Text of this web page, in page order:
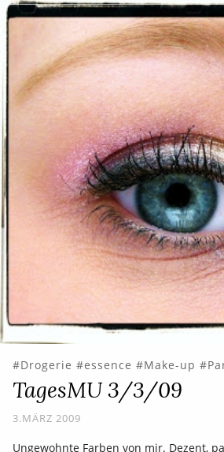
Drogerie essence Make-up
TagesMU 3/3/09
3.MÄRZ 2009
Ungewohnte Farben von mir. Dezent,